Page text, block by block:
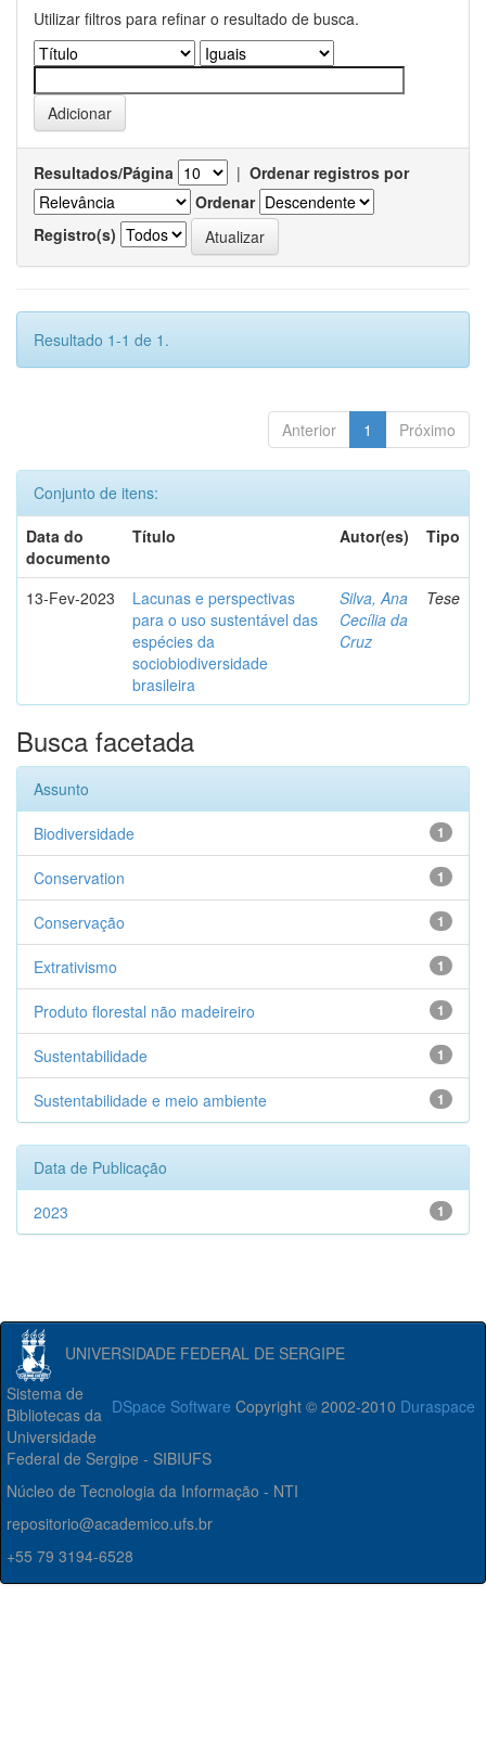
Utilizar filtros para refinar o resultado de busca.
Resultados/Página | Ordenar registros por
Ordenar
Registro(s)
Resultado 1-1 de 1.
Anterior 1 Próximo
Conjunto de itens:
Data do
documento
Título Autor(es) Tipo
13-Fev-2023
Lacunas e perspectivas
para o uso sustentável das
espécies da
sociobiodiversidade
brasileira
Silva, Ana
Cecília da
Cruz
Tese
Busca facetada
Assunto
1
Biodiversidade
1
Conservation
1
Conservação
1
Extrativismo
1
Produto florestal não madeireiro
1
Sustentabilidade
1
Sustentabilidade e meio ambiente
Data de Publicação
1
2023
UNIVERSIDADE FEDERAL DE SERGIPE
DSpace Software Copyright © 2002-2010 Duraspace
Sistema de
Bibliotecas da
Universidade
Federal de Sergipe - SIBIUFS
Núcleo de Tecnologia da Informação - NTI
repositorio@academico.ufs.br
+55 79 3194-6528